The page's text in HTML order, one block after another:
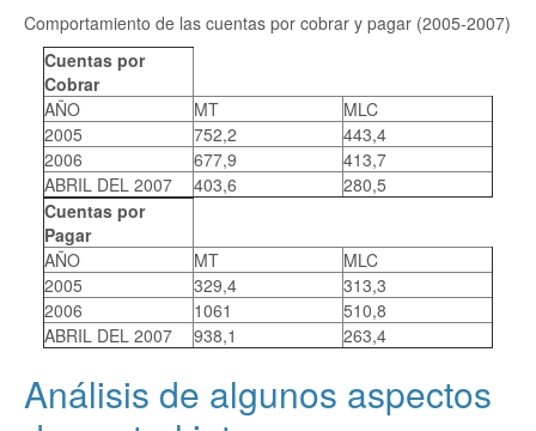
Comportamiento de las cuentas por cobrar y pagar (2005-2007)
Cuentas por
Cobrar
AÑO
MT
MLC
2005
752,2
443,4
2006
677,9
413,7
ABRIL DEL 2007
403,6
280,5
Cuentas por
Pagar
AÑO
MT
MLC
2005
329,4
313,3
2006
1061
510,8
ABRIL DEL 2007
938,1 263,4
Análisis de algunos aspectos